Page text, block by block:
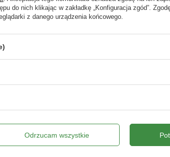
DOSTAWA 0 ZŁ
do nich klikając w zakładkę „Konfiguracja zgód”.
z danego urządzenia końcowego.
Odrzucam wszystkie